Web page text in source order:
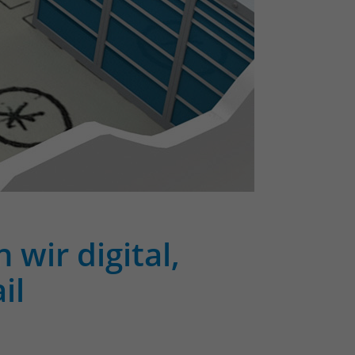
wir digital,